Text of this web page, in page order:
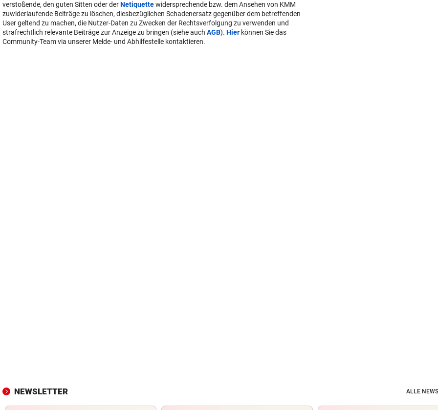
verstoßende, den guten Sitten oder derNetiquettewidersprechende bzw. dem Ansehen von KMM
zuwiderlaufende Beiträge zu löschen, diesbezüglichen Schadenersatz gegenüber dem betreffenden
User geltend zu machen, die Nutzer-Daten zu Zwecken der Rechtsverfolgung zu verwenden und
strafrechtlich relevante Beiträge zur Anzeige zu bringen (siehe auch AGB). Hier können Sie das
Community-Team via unserer Melde- und Abhilfestelle kontaktieren.
NEWSLETTER ALLE